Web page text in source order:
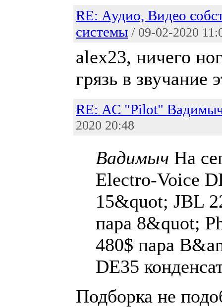
RE: Аудио, Видео
системы / 09-02-2020
alex23, ничего
грязь в звучание
RE: АС "Pilot"
2020 20:48
Вадимыч На
Electro-Voice
15&quot; JBL
пара 8&quot;
480$ пара
DE35
Подборка не